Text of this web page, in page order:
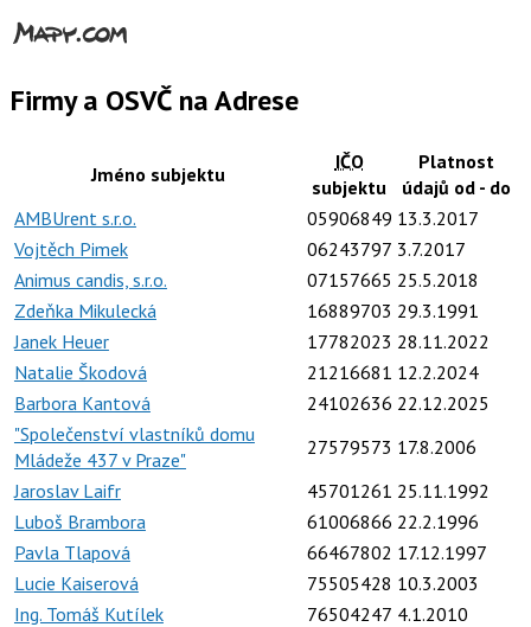
Firmy a OSVČ na Adrese
Jméno subjektu
IČO
subjektu
Platnost
údajů od - do
AMBUrent s.r.o.
05906849 13.3.2017
Vojtěch Pimek
06243797 3.7.2017
Animus candis, s.r.o.
07157665 25.5.2018
Zdeňka Mikulecká
16889703 29.3.1991
Janek Heuer
17782023 28.11.2022
Natalie Škodová
21216681 12.2.2024
Barbora Kantová
24102636 22.12.2025
"Společenství vlastníků domu
Mládeže 437 v Praze"
27579573 17.8.2006
Jaroslav Laifr
45701261 25.11.1992
Luboš Brambora
61006866 22.2.1996
Pavla Tlapová
66467802 17.12.1997
Lucie Kaiserová
75505428 10.3.2003
Ing. Tomáš Kutílek
76504247 4.1.2010